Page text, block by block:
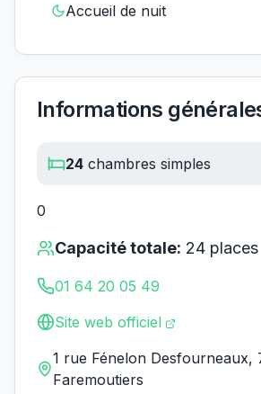
Accueil de nuit
Informations
24 chambres simples
0
Capacité totale: 24 places
01 64 20 05 49
Site web officiel
1 rue Fénelon Desfourneaux,
Faremoutiers